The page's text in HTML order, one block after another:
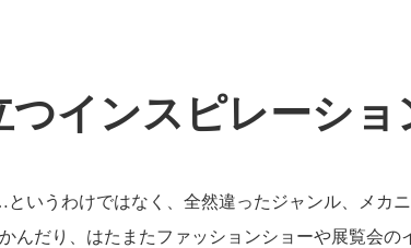
インスピレーショ
いうわけではなく、全然違ったジャンル、メカ
だり、はたまたファッションショーや展覧会の